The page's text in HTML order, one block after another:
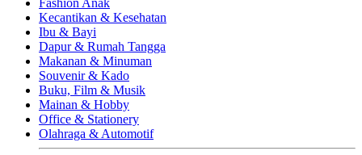
Fashion Anak
Kecantikan & Kesehatan
Ibu & Bayi
Dapur & Rumah Tangga
Makanan & Minuman
Souvenir & Kado
Buku, Film & Musik
Mainan & Hobby
Office & Stationery
Olahraga & Automotif